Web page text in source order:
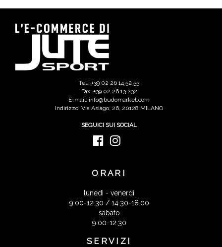
Tel.: +39 02 26 14 52 55
Fax: +39 02 26 13 232
E-mail: info@budomarket.com
Indirizzo: Via Asiago, 26, 20128 MILANO
SEGUICI SUI SOCIAL
ORARI
lunedì - venerdì
9.00-12.30 / 14.30-18.00
sabato
9.00-12.30
SERVIZI